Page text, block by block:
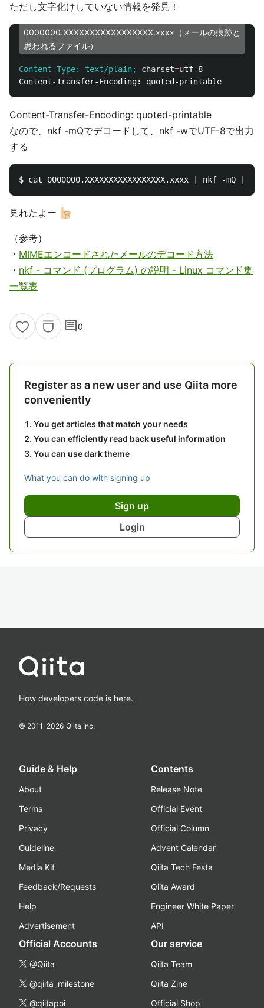
ただし文字化けしていない情報を発見！
0000000.XXXXXXXXXXXXXXXXX.xxxx（メールの痕跡と
思われるファイル）
Content-Type: text/plain; charset=
Content-Transfer-Encoding: quoted-printable
なので、nkf -mQでデコードして、nkf -wでUTF-8で出力
する
見れたよー
（参考）
・ MIMEエンコードされたメールのデコード方法
・ nkf - コマンド (プログラム) の説明 - Linux コマンド集
一覧表
comment0
Register as a new user and use Qiita more
conveniently
You get articles that match your needs
You can efficiently read back useful information
You can use dark theme
What you can do with signing up
Sign up
Login
How developers code is here.
© 2011-2026 Qiita Inc.
Guide & Help
About
Terms
Privacy
Guideline
Media Kit
Feedback/Requests
Help
Advertisement
Contents
Release Note
Official Event
Official Column
Advent Calendar
Qiita Tech Festa
Qiita Award
Engineer White Paper
API
Official Accounts
@Qiita
@qiita_milestone
@qiitapoi
Our service
Qiita Team
Qiita Zine
Official Shop